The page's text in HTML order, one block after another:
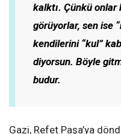
kalktı. Çünkü onlar
görüyorlar, sen ise
kendilerini “kul”
diyorsun. Böyle
budur.
Gazi, Refet Paşa’ya